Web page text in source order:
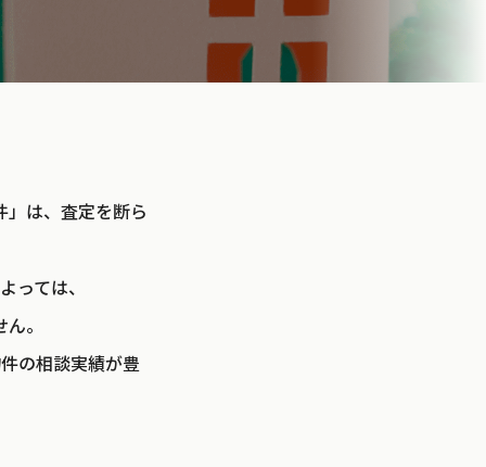
は、査定を断ら
っては、
。
の相談実績が豊